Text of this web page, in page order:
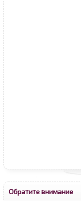
Обратите внимание